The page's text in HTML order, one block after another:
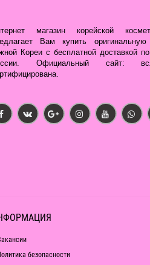
магазин корейской
Вам купить
Кореи с бесплатной доставкой
Официальный сайт:
безопасности